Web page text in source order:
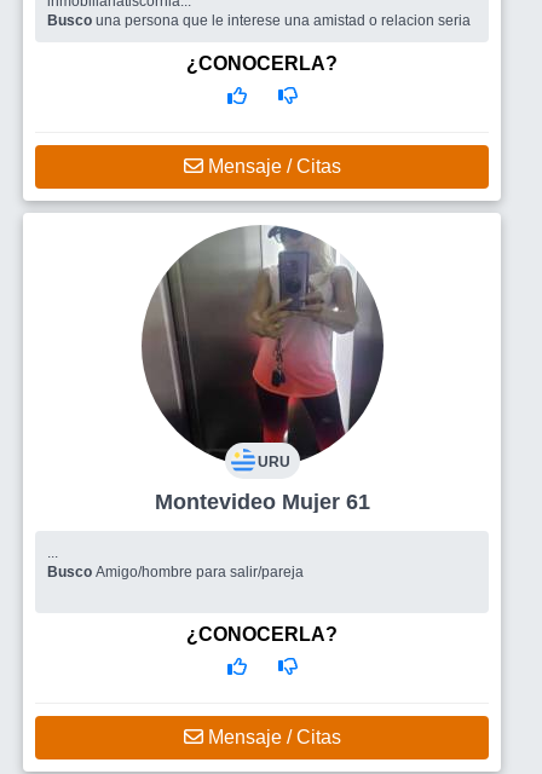
Busco una persona que le interese una amistad o relacion seria
¿CONOCERLA?
Mensaje / Citas
URU
Montevideo Mujer 61
...
Busco Amigo/hombre para salir/pareja
¿CONOCERLA?
Mensaje / Citas